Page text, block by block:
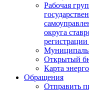
Рабочая
округа
регистрации
Открытый
Карта
Обращения
Отправить